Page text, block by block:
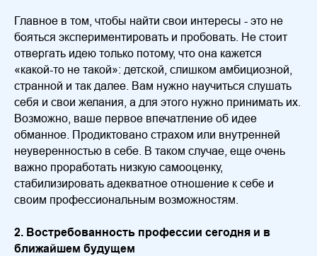
Главное в том, чтобы найти свои интересы - это не
бояться экспериментировать и пробовать. Не стоит
отвергать идею только потому, что она кажется
«какой-то не такой»: детской, слишком амбициозной,
странной и так далее. Вам нужно научиться слушать
себя и свои желания, а для этого нужно принимать их.
Возможно, ваше первое впечатление об идее
обманное. Продиктовано страхом или внутренней
неуверенностью в себе. В таком случае, еще очень
важно проработать низкую самооценку,
стабилизировать адекватное отношение к себе и
своим профессиональным возможностям.
2. Востребованность профессии сегодня и в
ближайшем будущем